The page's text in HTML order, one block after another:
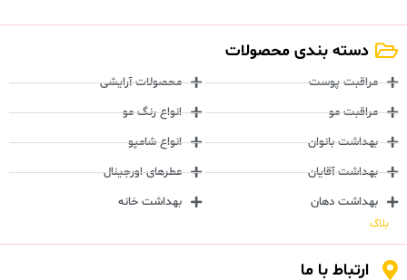
دسته بندی محصولات
مراقبت پوست
مراقبت مو
بهداشت بانوان
بهداشت آقایان
بهداشت دهان
محصولات آرایشی
انواع رنگ مو
انواع شامپو
عطرهای اورجینال
بهداشت خانه
بلاگ
ارتباط با ما